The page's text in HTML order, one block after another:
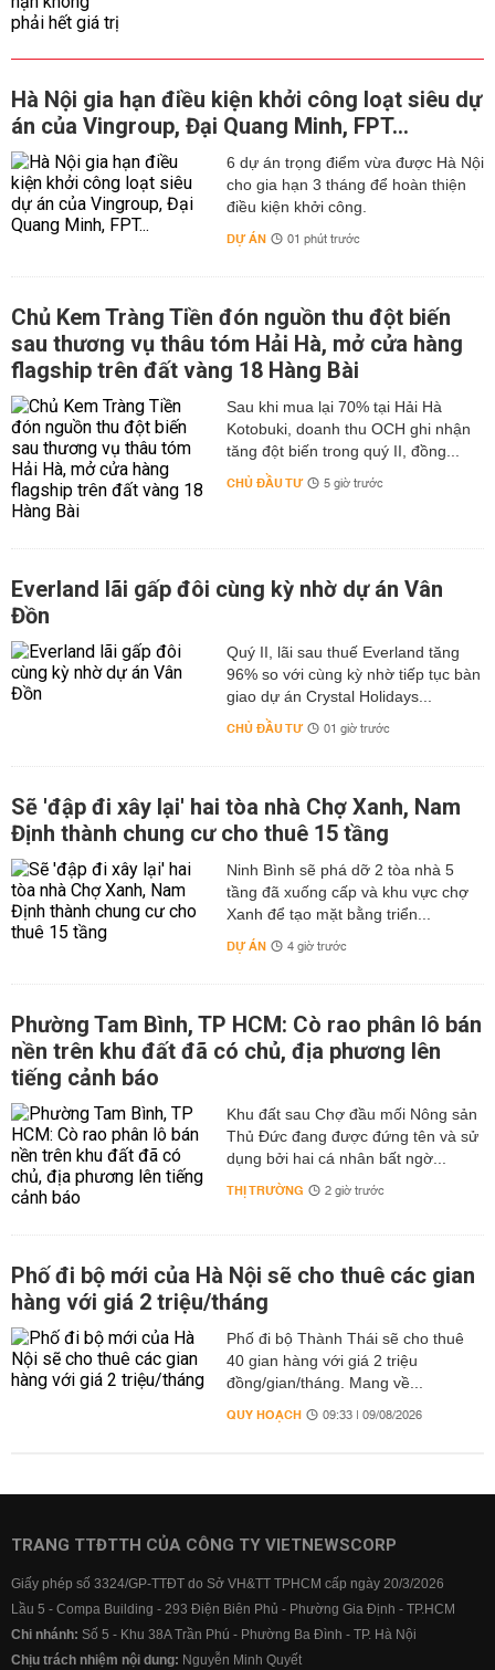
Hà Nội gia hạn điều kiện khởi công loạt siêu dự
án của Vingroup, Đại Quang Minh, FPT...
6 dự án trọng điểm vừa được Hà Nội
cho gia hạn 3 tháng để hoàn thiện
điều kiện khởi công.
DỰ ÁN 01 phút trước
Chủ Kem Tràng Tiền đón nguồn thu đột biến
sau thương vụ thâu tóm Hải Hà, mở cửa hàng
flagship trên đất vàng 18 Hàng Bài
Sau khi mua lại 70% tại Hải Hà
Kotobuki, doanh thu OCH ghi nhận
tăng đột biến trong quý II, đồng...
CHỦ ĐẦU TƯ 5 giờ trước
Everland lãi gấp đôi cùng kỳ nhờ dự án Vân
Đồn
Quý II, lãi sau thuế Everland tăng
96% so với cùng kỳ nhờ tiếp tục bàn
giao dự án Crystal Holidays...
CHỦ ĐẦU TƯ 01 giờ trước
Sẽ 'đập đi xây lại' hai tòa nhà Chợ Xanh, Nam
Định thành chung cư cho thuê 15 tầng
Ninh Bình sẽ phá dỡ 2 tòa nhà 5
tầng đã xuống cấp và khu vực chợ
Xanh để tạo mặt bằng triển...
DỰ ÁN 4 giờ trước
Phường Tam Bình, TP HCM: Cò rao phân lô bán
nền trên khu đất đã có chủ, địa phương lên
tiếng cảnh báo
Khu đất sau Chợ đầu mối Nông sản
Thủ Đức đang được đứng tên và sử
dụng bởi hai cá nhân bất ngờ...
THỊ TRƯỜNG 2 giờ trước
Phố đi bộ mới của Hà Nội sẽ cho thuê các gian
hàng với giá 2 triệu/tháng
Phố đi bộ Thành Thái sẽ cho thuê
40 gian hàng với giá 2 triệu
đồng/gian/tháng. Mang về...
QUY HOẠCH 09:33 | 09/08/2026
TRANG TTĐTTH CỦA CÔNG TY VIETNEWSCORP
Giấy phép số 3324/GP-TTĐT do Sở VH&TT TPHCM cấp ngày 20/3/2026
Lầu 5 - Compa Building - 293 Điện Biên Phủ - Phường Gia Định - TP.HCM
Chi nhánh: Số 5 - Khu 38A Trần Phú - Phường Ba Đình - TP. Hà Nội
Chịu trách nhiệm nội dung: Nguyễn Minh Quyết